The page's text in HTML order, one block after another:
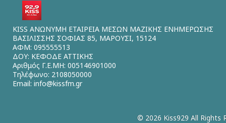
KISS ΑΝΩΝΥΜΗ ΕΤΑΙΡΕΙΑ ΜΕΣΩΝ ΜΑΖΙΚΗΣ ΕΝΗΜΕΡΩΣΗΣ
ΒΑΣΙΛΙΣΣΗΣ ΣΟΦΙΑΣ 85, ΜΑΡΟΥΣΙ, 15124
ΑΦΜ: 095555513
ΔΟΥ: ΚΕΦΟΔΕ ΑΤΤΙΚΗΣ
Αριθμός Γ.Ε.ΜΗ: 005146901000
Τηλέφωνο: 2108050000
Email: info@kissfm.gr
© 2026 Kiss929 All Rights